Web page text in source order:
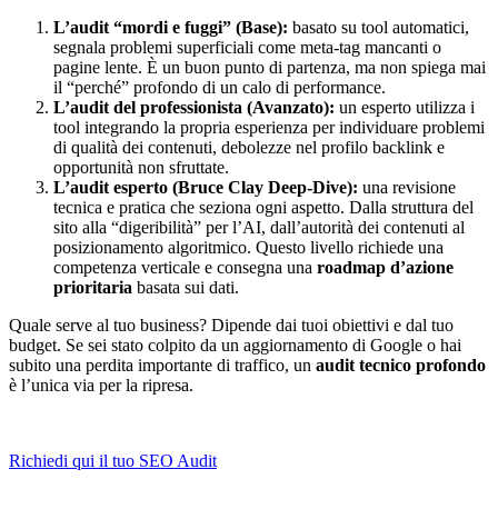
L’audit “mordi e fuggi” (Base): basato su tool automatici,
segnala problemi superficiali come meta-tag mancanti o
pagine lente. È un buon punto di partenza, ma non spiega mai
il “perché” profondo di un calo di performance.
L’audit del professionista (Avanzato): un esperto utilizza i
tool integrando la propria esperienza per individuare problemi
di qualità dei contenuti, debolezze nel profilo backlink e
opportunità non sfruttate.
L’audit esperto (Bruce Clay Deep-Dive): una revisione
tecnica e pratica che seziona ogni aspetto. Dalla struttura del
sito alla “digeribilità” per l’AI, dall’autorità dei contenuti al
posizionamento algoritmico. Questo livello richiede una
competenza verticale e consegna una roadmap d’azione
prioritaria basata sui dati.
Quale serve al tuo business? Dipende dai tuoi obiettivi e dal tuo
budget. Se sei stato colpito da un aggiornamento di Google o hai
subito una perdita importante di traffico, un audit tecnico profondo
è l’unica via per la ripresa.
Richiedi qui il tuo SEO Audit